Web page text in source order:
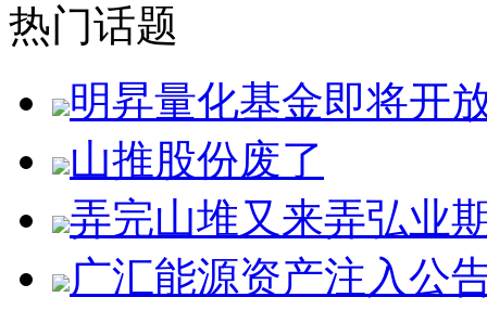
热门话题
明昇量化基金即将开
山推股份废了
弄完山堆又来弄弘业
广汇能源资产注入公